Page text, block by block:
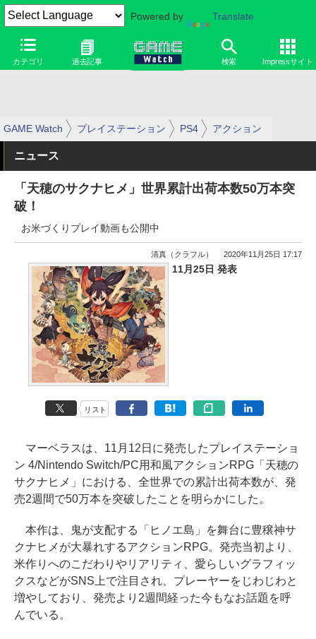
Powered by Translate
カテゴリ 過去記事 検索 Impressサイト
GAME Watch プレイステーション PS4 アクション
ニュース
「天穂のサクナヒメ」世界累計出荷本数50万本突
破！
お米づくりプレイ動画も公開中
清真（クラフル） 2020年11月25日 17:17
11月25日 発表
リスト
マーベラスは、11月12日に発売したプレイステーショ
ン 4/Nintendo Switch/PC用和風アクションRPG「天穂の
サクナヒメ」における、全世界での累計出荷本数が、発
売2週間で50万本を突破したことを明らかにした。
本作は、鬼が支配する「ヒノエ島」を舞台に豊穣神サ
クナヒメが大暴れするアクションRPG。発売当初より、
米作りへのこだわりやリアリティ、愛らしいグラフィッ
クスなどがSNS上で注目され、プレーヤーをじわじわと
増やしており、発売より2週間経った今もなお話題を呼
んでいる。